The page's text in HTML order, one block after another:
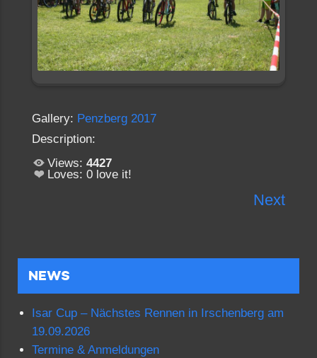
Gallery: Penzberg 2017
Description:
Views: 4427
Loves: 0 love it!
Next
NEWS
Isar Cup – Nächstes Rennen in Irschenberg am
19.09.2026
Termine & Anmeldungen